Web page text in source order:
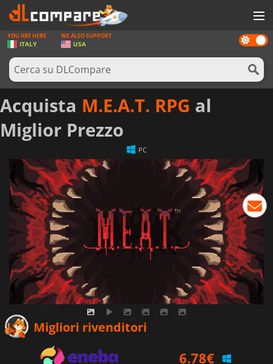
GIOCHI
PREPAGATE
SOFTWARE
REWARDS
HARDWARE
NOTIZIE
ACCEDI O REGISTRATI
Dark
mode
YOU ARE HERE
ITALY
WE ALSO SUPPORT
USA
Acquista M.E.A.T. RPG al
Miglior Prezzo
PC
Migliori rivenditori
6.78€